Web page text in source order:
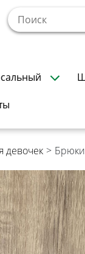
девочек > Брюки